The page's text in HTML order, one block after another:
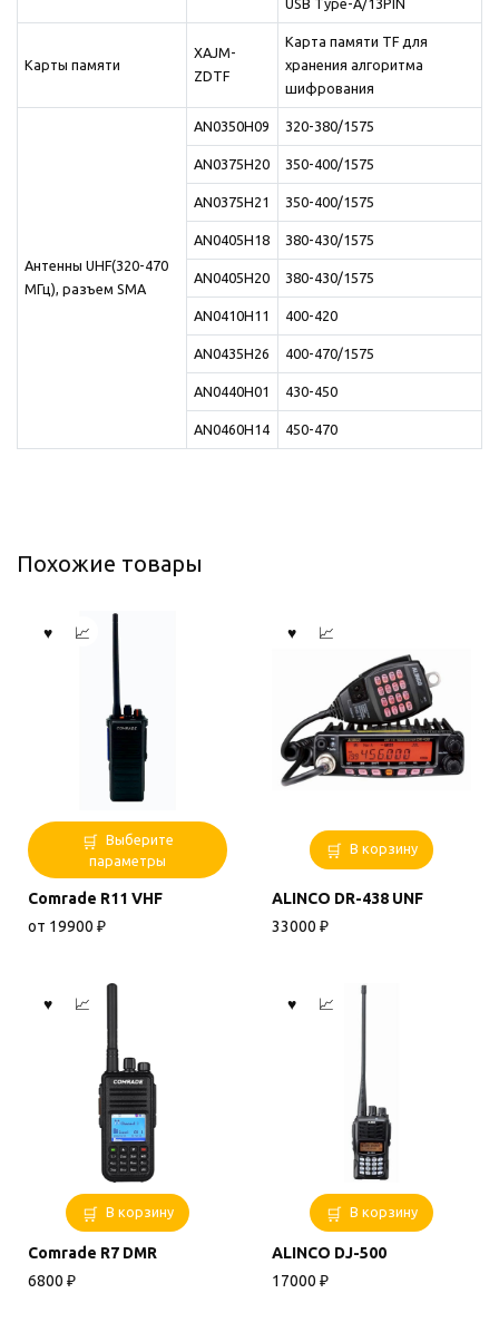
USB Type-A/13PIN
Карты памяти
XAJM-
ZDTF
Карта памяти TF для
хранения алгоритма
шифрования
Антенны UHF(320-470
МГц), разъем SMA
AN0350H09 320-380/1575
AN0375H20 350-400/1575
AN0375H21 350-400/1575
AN0405H18 380-430/1575
AN0405H20 380-430/1575
AN0410H11 400-420
AN0435H26 400-470/1575
AN0440H01 430-450
AN0460H14 450-470
Похожие товары
Выберите
параметры
Этот
товар
имеет
несколько
товара.
Comrade R11 VHF
от 19900 ₽
В корзину
ALINCO DR-438 UNF
33000 ₽
В корзину
Comrade R7 DMR
6800 ₽
В корзину
ALINCO DJ-500
17000 ₽